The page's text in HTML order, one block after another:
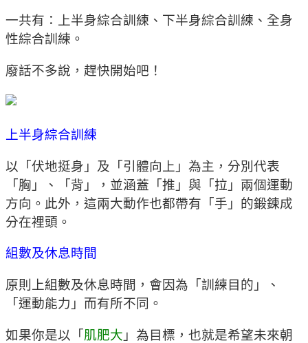
一共有：上半身綜合訓練、下半身綜合訓練、全身
性綜合訓練。
廢話不多說，趕快開始吧！
上半身綜合訓練
以「伏地挺身」及「引體向上」為主，分別代表
「胸」、「背」，並涵蓋「推」與「拉」兩個運動
方向。此外，這兩大動作也都帶有「手」的鍛鍊成
分在裡頭。
組數及休息時間
原則上組數及休息時間，會因為「訓練目的」、
「運動能力」而有所不同。
如果你是以「肌肥大 」為目標，也就是希望未來朝